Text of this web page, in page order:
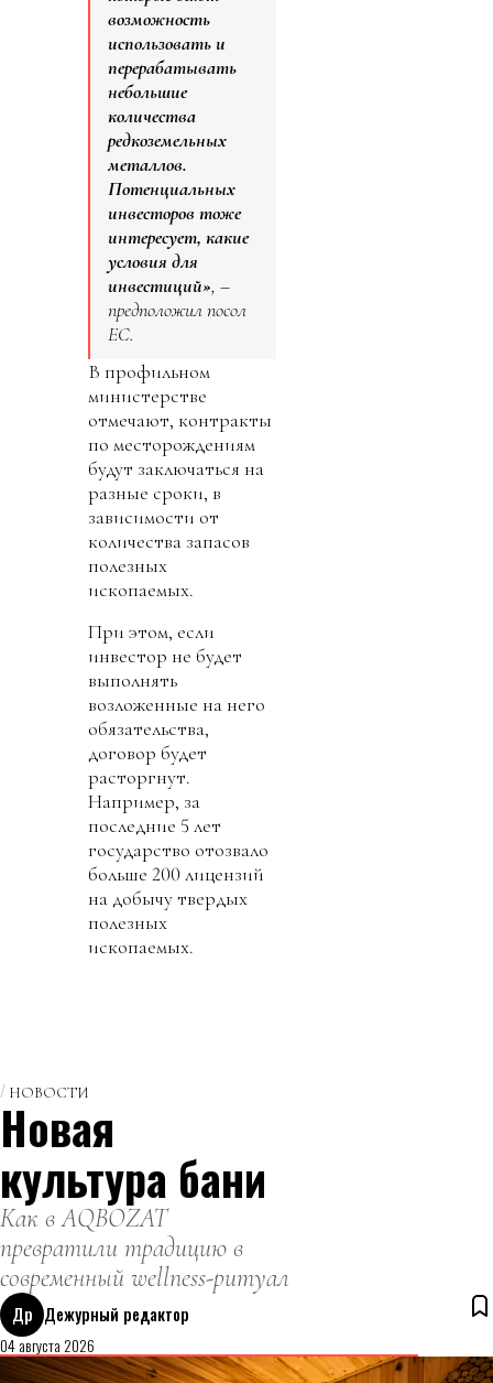
возможность
использовать и
перерабатывать
небольшие
количества
редкоземельных
металлов.
Потенциальных
инвесторов тоже
интересует, какие
условия для
инвестиций», –
предположил посол
ЕС.
В профильном
министерстве
отмечают, контракты
по месторождениям
будут заключаться на
разные сроки, в
зависимости от
количества запасов
полезных
ископаемых.
При этом, если
инвестор не будет
выполнять
возложенные на него
обязательства,
договор будет
расторгнут.
Например, за
последние 5 лет
государство отозвало
больше 200 лицензий
на добычу твердых
полезных
ископаемых.
НОВОСТИ
Новая
культура бани
Как в AQBOZAT
превратили традицию в
современный wellness-ритуал
Др Дежурный редактор
04 августа 2026